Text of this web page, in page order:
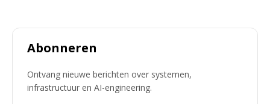
Abonneren
Ontvang nieuwe berichten over systemen,
infrastructuur en AI-engineering.